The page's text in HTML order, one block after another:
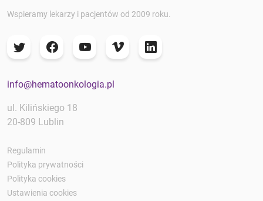
Wspieramy lekarzy i pacjentów od 2009 roku.
info@hematoonkologia.pl
ul. Kilińskiego 18
20-809 Lublin
Regulamin
Polityka prywatności
Polityka cookies
Ustawienia cookies